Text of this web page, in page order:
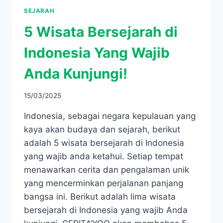
SEJARAH
5 Wisata Bersejarah di
Indonesia Yang Wajib
Anda Kunjungi!
15/03/2025
Indonesia, sebagai negara kepulauan yang
kaya akan budaya dan sejarah, berikut
adalah 5 wisata bersejarah di Indonesia
yang wajib anda ketahui. Setiap tempat
menawarkan cerita dan pengalaman unik
yang mencerminkan perjalanan panjang
bangsa ini. Berikut adalah lima wisata
bersejarah di Indonesia yang wajib Anda